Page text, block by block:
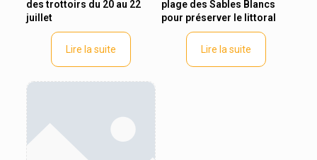
des trottoirs du 20 au 22
juillet
Lire la suite
plage des Sables Blancs
pour préserver le littoral
Lire la suite